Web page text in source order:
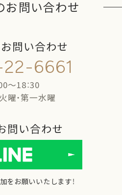
お問い合わせ
問い合わせ
6661
〜18：30
曜・第一水曜
問い合わせ
をお願いいたします！